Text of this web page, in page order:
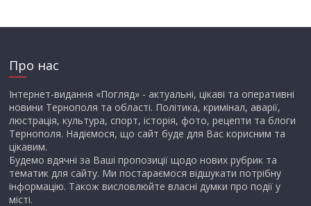
Про нас
Інтернет-видання «Погляд» - актуальні, цікаві та оперативні
новини Тернополя та області. Політика, кримінал, аварії,
люстрація, культура, спорт, історія, фото, рецепти та блоги
Тернополя. Надіємося, що сайт буде для Вас корисним та
цікавим.
Будемо вдячні за Ваші пропозиції щодо нових рубрик та
тематик для сайту. Ми постараємося відшукати потрібну
інформацію. Також висловлюйте власні думки про події у
місті.